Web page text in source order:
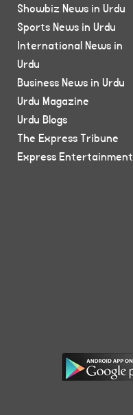
Showbiz News in Urdu
Sports News in Urdu
International News in
Urdu
Business News in Urdu
Urdu Magazine
Urdu Blogs
The Express Tribune
Express Entertainment